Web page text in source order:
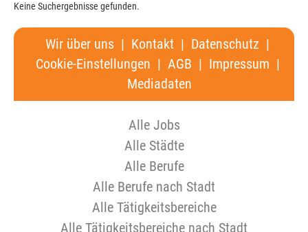
Keine Suchergebnisse gefunden.
Wir über uns | Kontakt | Datenschutz |
Cookie-Einstellungen | AGB | Impressum |
Mediadaten
Alle Jobs
Alle Städte
Alle Berufe
Alle Berufe nach Stadt
Alle Tätigkeitsbereiche
Alle Tätigkeitsbereiche nach Stadt